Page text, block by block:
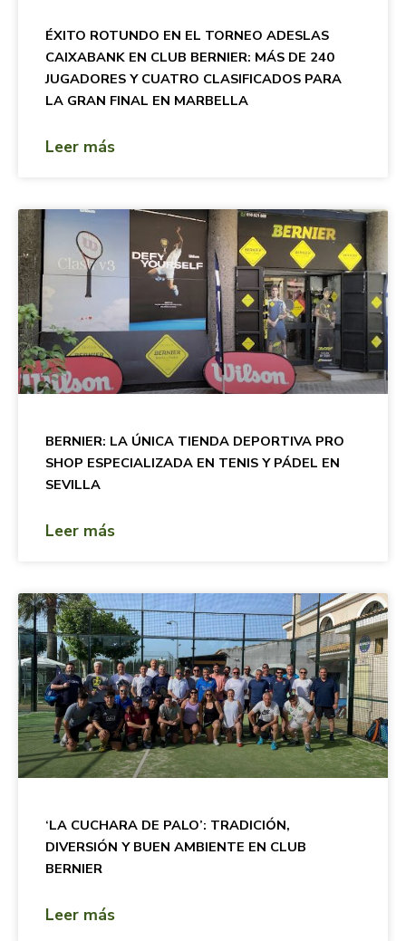
ÉXITO ROTUNDO EN EL TORNEO ADESLAS
CAIXABANK EN CLUB BERNIER: MÁS DE 240
JUGADORES Y CUATRO CLASIFICADOS PARA
LA GRAN FINAL EN MARBELLA
Leer más
BERNIER: LA ÚNICA TIENDA DEPORTIVA PRO
SHOP ESPECIALIZADA EN TENIS Y PÁDEL EN
SEVILLA
Leer más
‘LA CUCHARA DE PALO’: TRADICIÓN,
DIVERSIÓN Y BUEN AMBIENTE EN CLUB
BERNIER
Leer más